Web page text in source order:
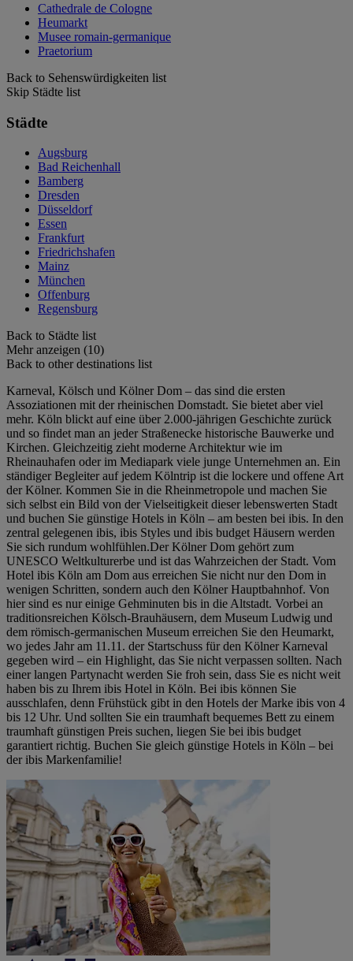
Cathedrale de Cologne
Heumarkt
Musee romain-germanique
Praetorium
Back to Sehenswürdigkeiten list
Skip Städte list
Städte
Augsburg
Bad Reichenhall
Bamberg
Dresden
Düsseldorf
Essen
Frankfurt
Friedrichshafen
Mainz
München
Offenburg
Regensburg
Back to Städte list
Mehr anzeigen (10)
Back to other destinations list
Karneval, Kölsch und Kölner Dom – das sind die ersten
Assoziationen mit der rheinischen Domstadt. Sie bietet aber viel
mehr. Köln blickt auf eine über 2.000-jährigen Geschichte zurück
und so findet man an jeder Straßenecke historische Bauwerke und
Kirchen. Gleichzeitig zieht moderne Architektur wie im
Rheinauhafen oder im Mediapark viele junge Unternehmen an. Ein
ständiger Begleiter auf jedem Kölntrip ist die lockere und offene Art
der Kölner. Kommen Sie in die Rheinmetropole und machen Sie
sich selbst ein Bild von der Vielseitigkeit dieser lebenswerten Stadt
und buchen Sie günstige Hotels in Köln – am besten bei ibis. In den
zentral gelegenen ibis, ibis Styles und ibis budget Häusern werden
Sie sich rundum wohlfühlen.Der Kölner Dom gehört zum
UNESCO Weltkulturerbe und ist das Wahrzeichen der Stadt. Vom
Hotel ibis Köln am Dom aus erreichen Sie nicht nur den Dom in
wenigen Schritten, sondern auch den Kölner Hauptbahnhof. Von
hier sind es nur einige Gehminuten bis in die Altstadt. Vorbei an
traditionsreichen Kölsch-Brauhäusern, dem Museum Ludwig und
dem römisch-germanischen Museum erreichen Sie den Heumarkt,
wo jedes Jahr am 11.11. der Startschuss für den Kölner Karneval
gegeben wird – ein Highlight, das Sie nicht verpassen sollten. Nach
einer langen Partynacht werden Sie froh sein, dass Sie es nicht weit
haben bis zu Ihrem ibis Hotel in Köln. Bei ibis können Sie
ausschlafen, denn Frühstück gibt in den Hotels der Marke ibis von 4
bis 12 Uhr. Und sollten Sie ein traumhaft bequemes Bett zu einem
traumhaft günstigen Preis suchen, liegen Sie bei ibis budget
garantiert richtig. Buchen Sie gleich günstige Hotels in Köln – bei
der ibis Markenfamilie!